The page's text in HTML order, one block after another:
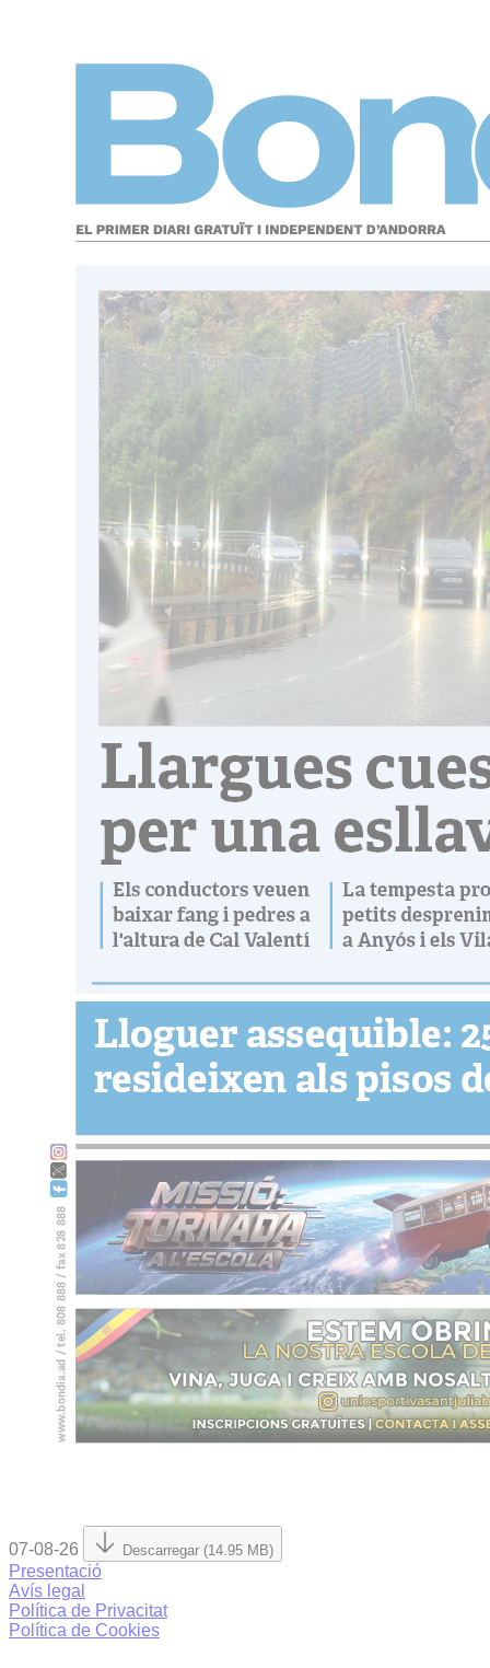
07-08-26 Descarregar (14.95 MB)
Presentació
Avís legal
Política de Privacitat
Política de Cookies